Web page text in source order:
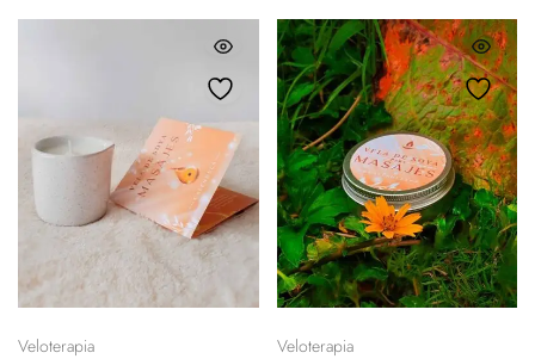
Veloterapia Veloterapia